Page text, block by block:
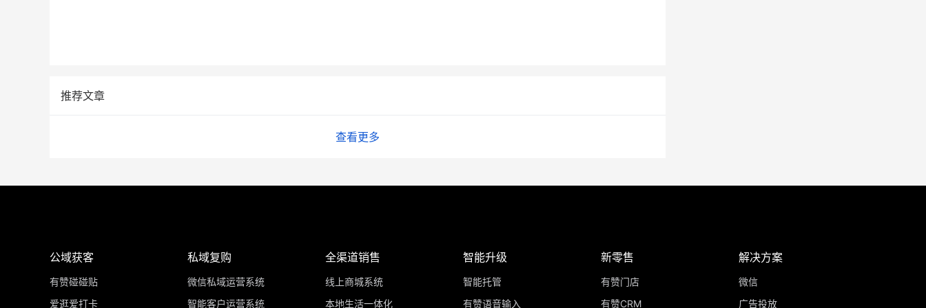
推荐文章
查看更多
公域获客
有赞碰碰贴
爱逛爱打卡
私域复购
微信私域运营系统
智能客户运营系统
全渠道销售
线上商城系统
本地生活一体化
智能升级
智能托管
有赞语音输入
新零售
有赞门店
有赞CRM
解决方案
微信
广告投放